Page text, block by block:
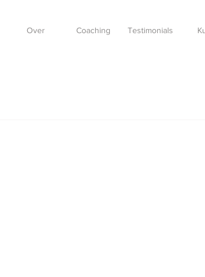
Over Coaching Testimonials